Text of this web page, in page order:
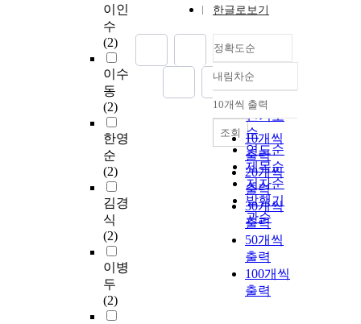
이인
수
(2)
이수
동
(2)
한영
순
(2)
김경
식
(2)
이병
두
(2)
한글로보기
정확도순
정확도
순
인기도
순
연도순
제목순
저자순
발행기
관순
내림차순
내림차순
10개씩 출력
10개씩
출력
20개씩
출력
30개씩
출력
50개씩
출력
100개씩
출력
조회